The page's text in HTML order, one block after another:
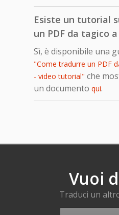
Esiste un tutorial
un PDF da tagico
Sì, è disponibile una
"Come tradurre un PDF
- video tutorial" che
un documento qui.
Vuoi
Traduci un